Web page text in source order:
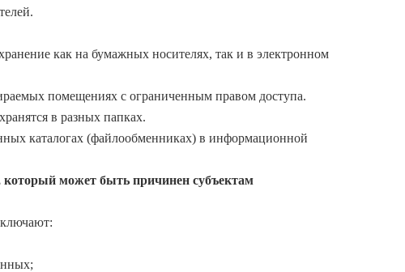
как на бумажных носителях, так и в электронном
помещениях с ограниченным правом доступа.
в разных папках.
каталогах (файлообменниках) в информационной
может быть причинен субъектам